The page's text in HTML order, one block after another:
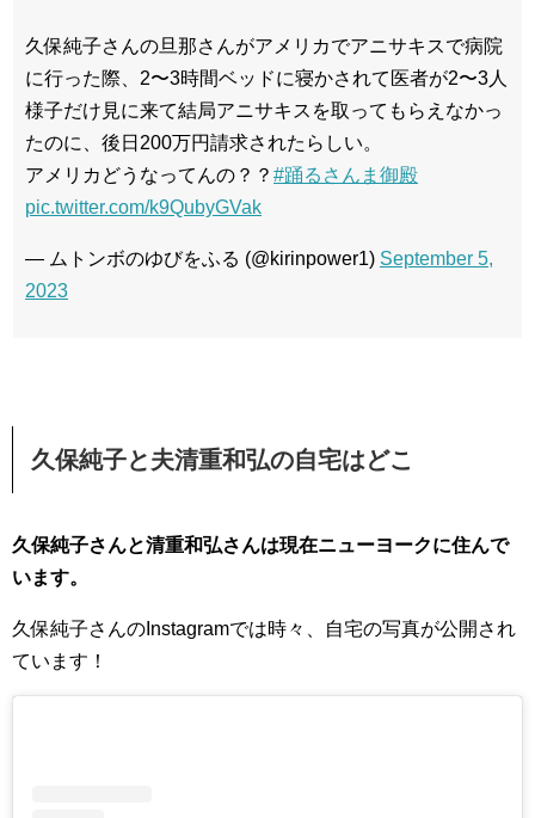
久保純子さんの旦那さんがアメリカでアニサキスで病院
に行った際、2〜3時間ベッドに寝かされて医者が2〜3人
様子だけ見に来て結局アニサキスを取ってもらえなかっ
たのに、後日200万円請求されたらしい。
アメリカどうなってんの？？ #踊るさんま御殿
pic.twitter.com/k9QubyGVak
— ムトンボのゆびをふる (@kirinpower1) September 5,
2023
久保純子と夫清重和弘の自宅はどこ
久保純子さんと清重和弘さんは現在ニューヨークに住んで
います。
久保純子さんのInstagramでは時々、自宅の写真が公開され
ています！